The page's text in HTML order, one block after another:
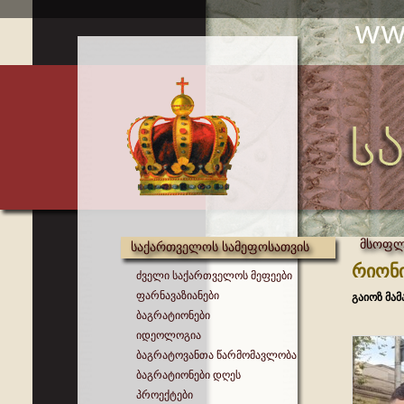
საქართველოს სამეფოსათვის
ძველი საქართველოს მეფეები
ფარნავაზიანები
ბაგრატიონები
იდეოლოგია
ბაგრატოვანთა წარმომავლობა
ბაგრატიონები დღეს
პროექტები
გაიოზ